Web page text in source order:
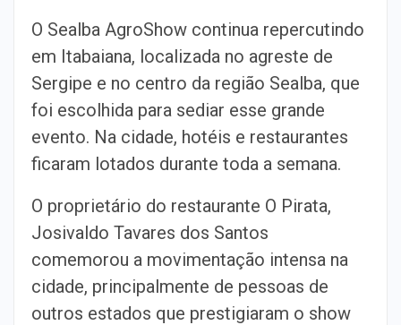
O Sealba AgroShow continua repercutindo
em Itabaiana, localizada no agreste de
Sergipe e no centro da região Sealba, que
foi escolhida para sediar esse grande
evento. Na cidade, hotéis e restaurantes
ficaram lotados durante toda a semana.
O proprietário do restaurante O Pirata,
Josivaldo Tavares dos Santos
comemorou a movimentação intensa na
cidade, principalmente de pessoas de
outros estados que prestigiaram o show